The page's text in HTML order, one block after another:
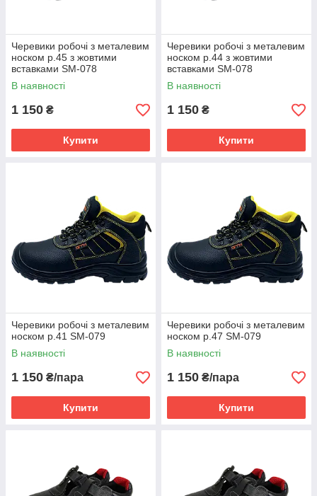
Черевики робочі з металевим
носком р.45 з жовтими
вставками SM-078
В наявності
1 150 ₴
Купити
Черевики робочі з металевим
носком р.44 з жовтими
вставками SM-078
В наявності
1 150 ₴
Купити
Черевики робочі з металевим
носком р.41 SM-079
В наявності
1 150 ₴/пара
Купити
Черевики робочі з металевим
носком р.47 SM-079
В наявності
1 150 ₴/пара
Купити